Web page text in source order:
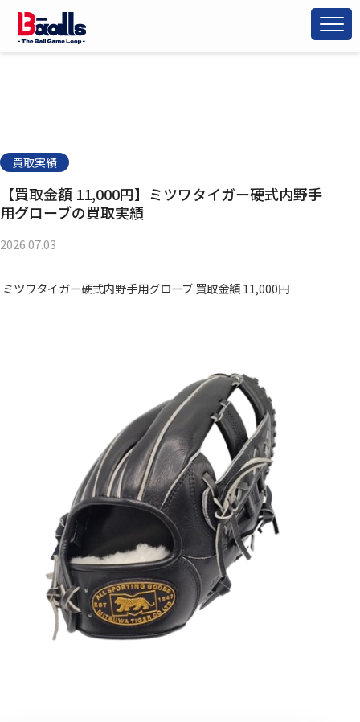
買取実績
【買取金額 11,000円】ミツワタイガー硬式内野手
用グローブの買取実績
2026.07.03
ミツワタイガー硬式内野手用グローブ 買取金額 11,000円